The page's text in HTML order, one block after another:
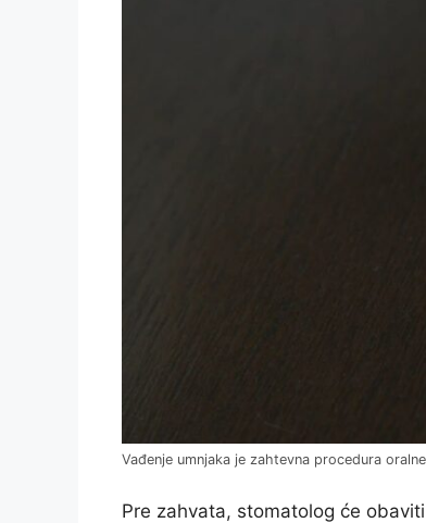
Vađenje umnjaka je zahtevna procedura
Pre zahvata, stomatolog će